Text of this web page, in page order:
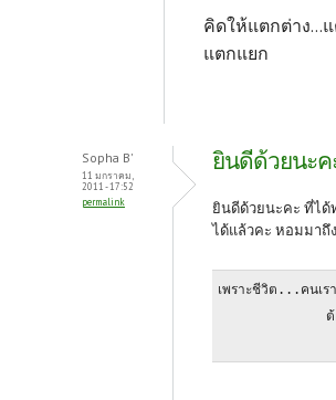
คิดให้แตกต่าง...
แตกแยก
Sopha B'
11 มกราคม,
2011 - 17:52
permalink
ยินดีด้วยนะค
ยินดีด้วยนะคะ ที่ได้
ได้แล้วคะ หอมมาถึ
เพราะชีวิต...คนเ